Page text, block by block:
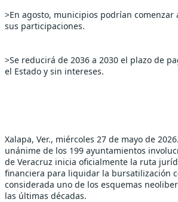
>En agosto, municipios podrían comenzar
sus participaciones.
>Se reducirá de 2036 a 2030 el plazo de
el Estado y sin intereses.
Xalapa, Ver., miércoles 27 de mayo de
unánime de los 199 ayuntamientos
de Veracruz inicia oficialmente la ruta
financiera para liquidar la bursatilización
considerada uno de los esquemas
las últimas décadas.